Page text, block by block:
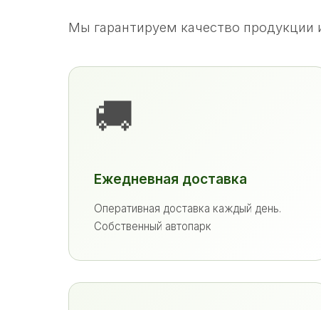
Мы гарантируем качество продукции
🚚
Ежедневная доставка
Оперативная доставка каждый день.
Собственный автопарк